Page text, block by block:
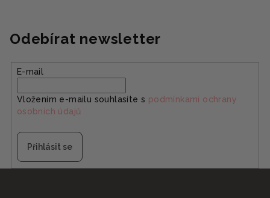
á
d
a
p
v
Odebírat newsletter
E-mail
Vložením e-mailu souhlasíte s podmínkami ochrany
osobních údajů
Přihlásit se